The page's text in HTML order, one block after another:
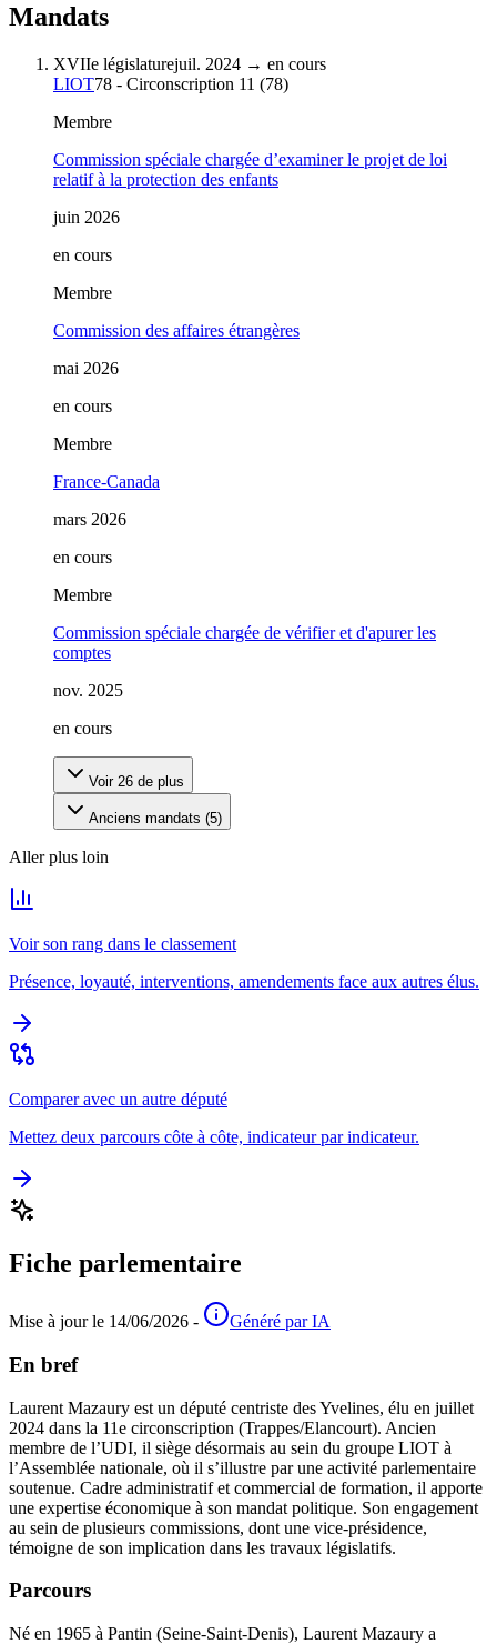
Mandats
XVIIe législaturejuil. 2024 → en cours
LIOT78 - Circonscription 11 (78)
Membre
Commission spéciale chargée d’examiner le projet de loi
relatif à la protection des enfants
juin 2026
en cours
Membre
Commission des affaires étrangères
mai 2026
en cours
Membre
France-Canada
mars 2026
en cours
Membre
Commission spéciale chargée de vérifier et d'apurer les
comptes
nov. 2025
en cours
Voir 26 de plus
Anciens mandats (5)
Aller plus loin
Voir son rang dans le classement
Présence, loyauté, interventions, amendements face aux autres élus.
Comparer avec un autre député
Mettez deux parcours côte à côte, indicateur par indicateur.
Fiche parlementaire
Mise à jour le 14/06/2026 - Généré par IA
En bref
Laurent Mazaury est un député centriste des Yvelines, élu en juillet
2024 dans la 11e circonscription (Trappes/Elancourt). Ancien
membre de l’UDI, il siège désormais au sein du groupe LIOT à
l’Assemblée nationale, où il s’illustre par une activité parlementaire
soutenue. Cadre administratif et commercial de formation, il apporte
une expertise économique à son mandat politique. Son engagement
au sein de plusieurs commissions, dont une vice-présidence,
témoigne de son implication dans les travaux législatifs.
Parcours
Né en 1965 à Pantin (Seine-Saint-Denis), Laurent Mazaury a